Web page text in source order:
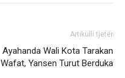
Artikulli tjetër
Ayahanda Wali Kota Tarakan
Wafat, Yansen Turut Berduka